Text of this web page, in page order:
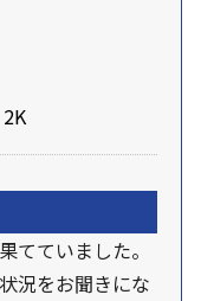
てていました。
況をお聞きにな